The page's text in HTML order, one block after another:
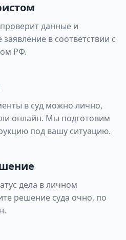
данные и
заявление в соответствии с
РФ.
в суд можно лично,
онлайн. Мы подготовим
под вашу ситуацию.
дела в личном
решение суда очно, по